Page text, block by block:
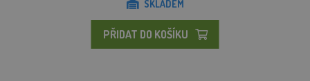
SKLADEM
PŘIDAT DO KOŠÍKU